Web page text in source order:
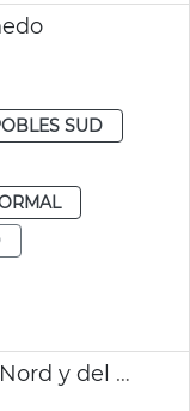
SUD
Rutas turísticas Pobles del Nord y del Sud